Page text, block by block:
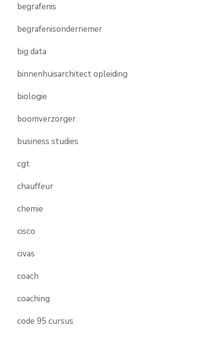
begrafenis
begrafenisondernemer
big data
binnenhuisarchitect opleiding
biologie
boomverzorger
business studies
cgt
chauffeur
chemie
cisco
civas
coach
coaching
code 95 cursus